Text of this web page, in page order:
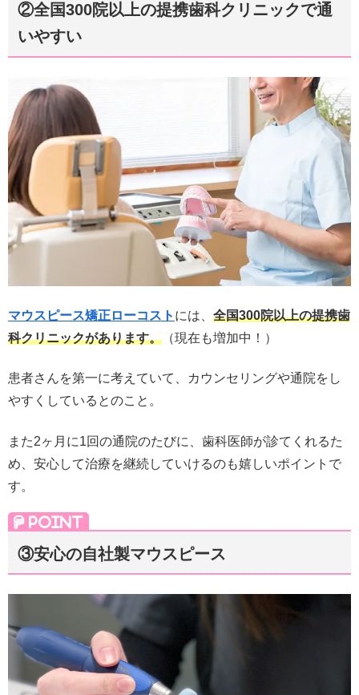
②全国300院以上の提携歯科クリニックで通
いやすい
マウスピース矯正ローコスト には、 全国300院以上の提携歯
科クリニックがあります。 （現在も増加中！）
患者さんを第一に考えていて、カウンセリングや通院をし
やすくしているとのこと。
また2ヶ月に1回の通院のたびに、歯科医師が診てくれるた
め、安心して治療を継続していけるのも嬉しいポイントで
す。
③安心の自社製マウスピース